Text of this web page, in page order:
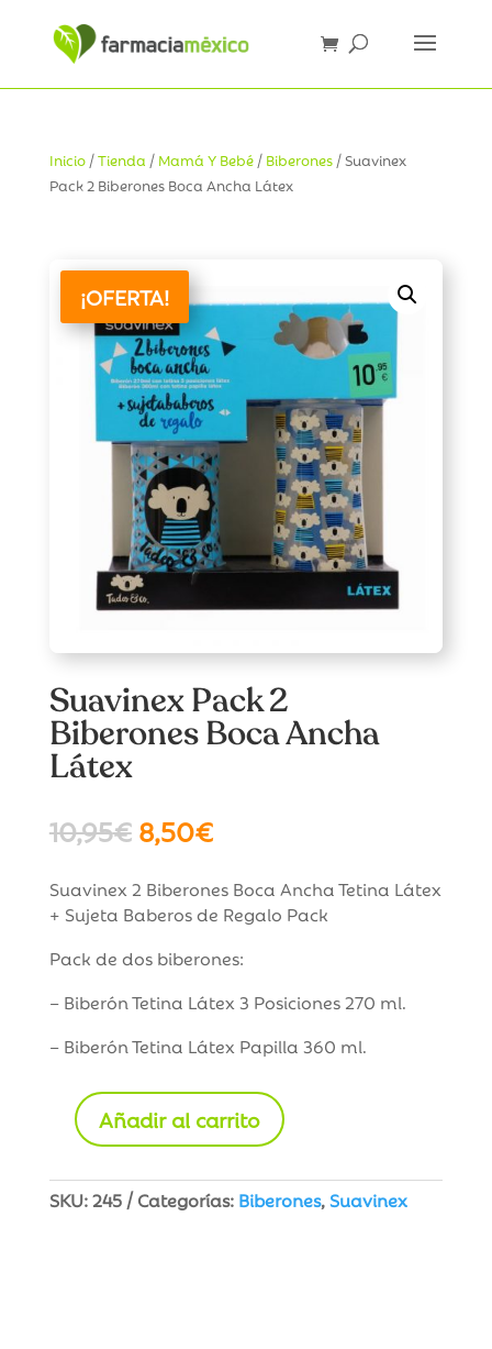
Inicio/Tienda / Mamá Y Bebé/ Biberones/ Suavinex
Pack 2 Biberones Boca Ancha Látex
¡OFERTA!
Suavinex Pack 2
Biberones Boca Ancha
Látex
10,95€ El
precio
original
era:
10,95€.
8,50€El
precio
actual
es:
8,50€.
Suavinex 2 Biberones Boca Ancha Tetina Látex
+ Sujeta Baberos de Regalo Pack
Pack de dos biberones:
– Biberón Tetina Látex 3 Posiciones 270 ml.
– Biberón Tetina Látex Papilla 360 ml.
Suavinex
2
Biberones
Añadir al carrito
SKU:245 Categorías: Biberones,Suavinex